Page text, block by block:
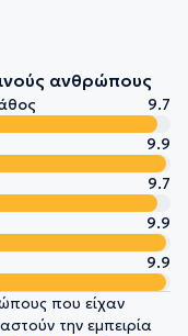
ανθρώπους
9.7
9.9
9.7
9.9
9.9
που είχαν
την εμπειρία